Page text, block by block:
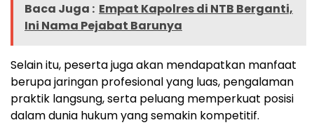
Baca Juga : Empat Kapolres di NTB Berganti,
Ini Nama Pejabat Barunya
Selain itu, peserta juga akan mendapatkan manfaat
berupa jaringan profesional yang luas, pengalaman
praktik langsung, serta peluang memperkuat posisi
dalam dunia hukum yang semakin kompetitif.